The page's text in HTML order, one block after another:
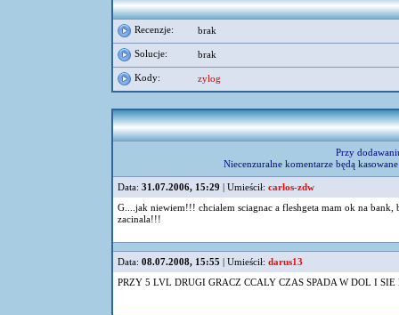
Recenzje: brak
Solucje: brak
Kody: zylog
Przy
Niecenzuralne komentarze będą
Data: 31.07.2006, 15:29 | Umieścił: carlos-zdw
G....jak niewiem!!! chcialem sciagnac a fleshgeta mam ok na
zacinala!!!
Data: 08.07.2008, 15:55 | Umieścił: darus13
PRZY 5 LVL DRUGI GRACZ CCALY CZAS SPADA W DOL I SIE